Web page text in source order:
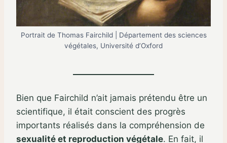
Portrait de Thomas Fairchild | Département des sciences
végétales, Université d’Oxford
Bien que Fairchild n’ait jamais prétendu être un
scientifique, il était conscient des progrès
importants réalisés dans la compréhension de
sexualité et reproduction végétale. En fait, il